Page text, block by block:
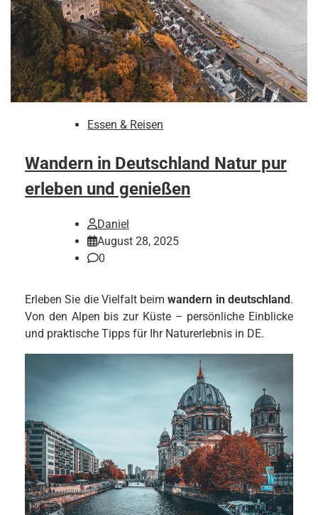
Essen & Reisen
Wandern in Deutschland Natur pur
erleben und genießen
Daniel
August 28, 2025
0
Erleben Sie die Vielfalt beimwandern in deutschland.
Von den Alpen bis zur Küste – persönliche Einblicke
und praktische Tipps für Ihr Naturerlebnis in DE.